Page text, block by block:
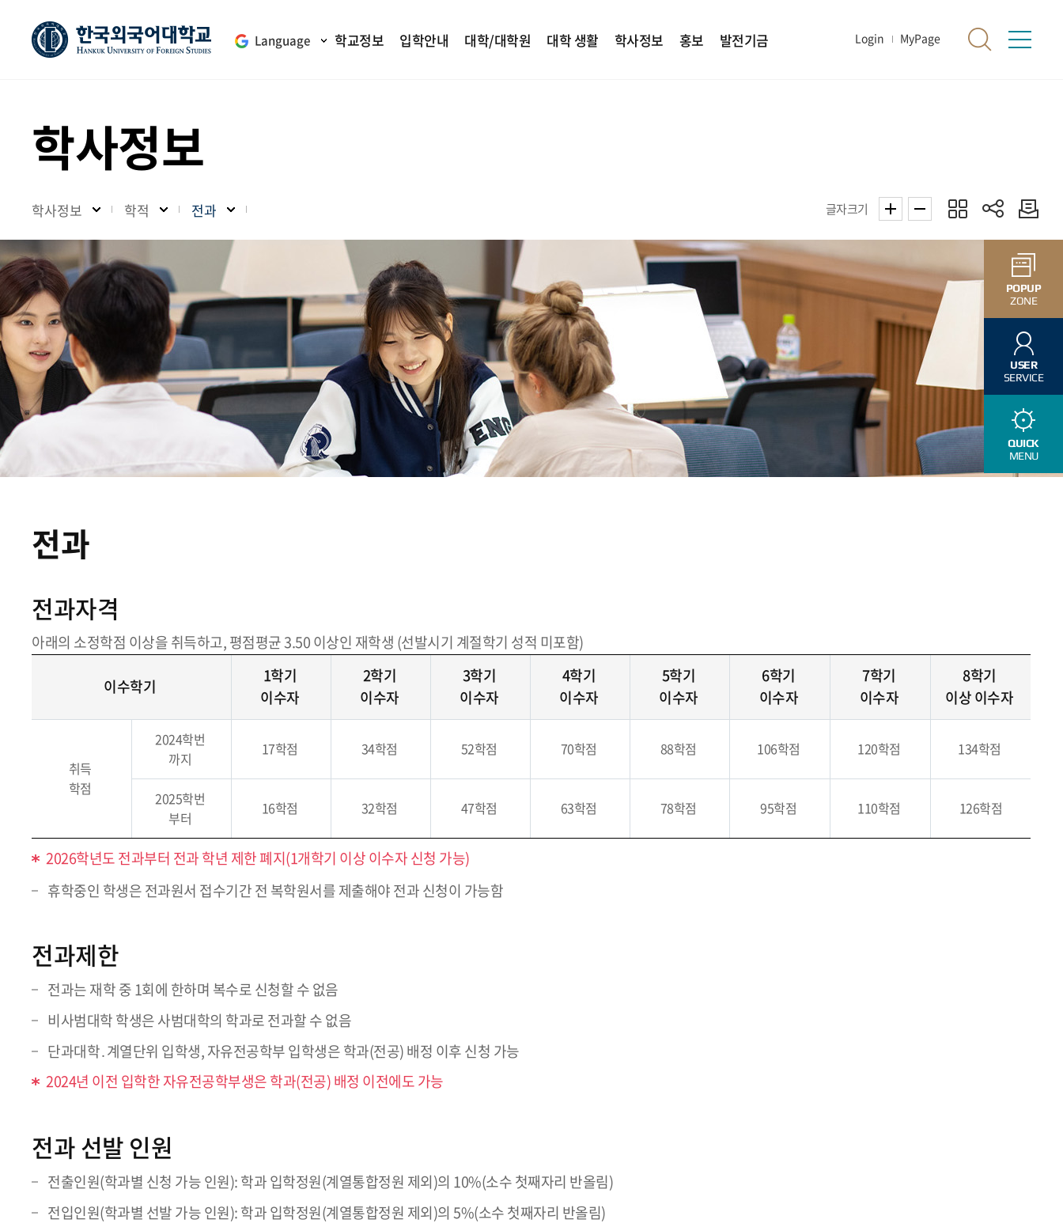
Language 학교정보 입학안내 대학/대학원 대학 생활 학사정보 홍보 발전기금 Login MyPage
POPUP
ZONE
USER
SERVICE
QUICK
MENU
학사정보
학사정보 학적 전과 글자크기
전과
전과자격
아래의 소정학점 이상을 취득하고, 평점평균 3.50 이상인 재학생 (선발시기 계절학기 성적 미포함)
이수학기
1학기
이수자
2학기
이수자
3학기
이수자
4학기
이수자
5학기
이수자
6학기
이수자
7학기
이수자
8학기
이상 이수자
취득
학점
2024학번
까지
17학점 34학점 52학점 70학점 88학점 106학점 120학점 134학점
2025학번
부터
16학점 32학점 47학점 63학점 78학점 95학점 110학점 126학점
2026학년도 전과부터 전과 학년 제한 폐지(1개학기 이상 이수자 신청 가능)
휴학중인 학생은 전과원서 접수기간 전 복학원서를 제출해야 전과 신청이 가능함
전과제한
전과는 재학 중 1회에 한하며 복수로 신청할 수 없음
비사범대학 학생은 사범대학의 학과로 전과할 수 없음
단과대학․계열단위 입학생, 자유전공학부 입학생은 학과(전공) 배정 이후 신청 가능
2024년 이전 입학한 자유전공학부생은 학과(전공) 배정 이전에도 가능
전과 선발 인원
전출인원(학과별 신청 가능 인원): 학과 입학정원(계열통합정원 제외)의 10%(소수 첫째자리 반올림)
전입인원(학과별 선발 가능 인원): 학과 입학정원(계열통합정원 제외)의 5%(소수 첫째자리 반올림)